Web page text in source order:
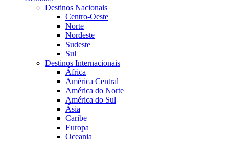
Destinos Nacionais
Centro-Oeste
Norte
Nordeste
Sudeste
Sul
Destinos Internacionais
África
América Central
América do Norte
América do Sul
Ásia
Caribe
Europa
Oceania